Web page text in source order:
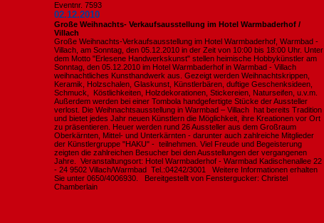
Eventnr. 7593
02.12.2010
Große Weihnachts- Verkaufsausstellung im Hotel Warmbaderhof /
Villach
Große Weihnachts-Verkaufsausstellung im Hotel Warmbaderhof, Warmbad -
Villach, am Sonntag, den 05.12.2010 in der Zeit von 10:00 bis 18:00 Uhr. Unter
dem Motto "Erlesene Handwerkskunst" stellen heimische Hobbykünstler am
Sonntag, den 05.12.2010 im Hotel Warmbaderhof in Warmbad - Villach
weihnachtliches Kunsthandwerk aus. Gezeigt werden Weihnachtskrippen,
Keramik, Holzschalen, Glaskunst, Künstlerbären, duftige Geschenksideen,
Schmuck, Köstlichkeiten, Holzdekorationen, Stickereien, Naturseifen, u.v.m.
Außerdem werden bei einer Tombola handgefertigte Stücke der Aussteller
verlost. Die Weihnachtsausstellung in Warmbad – Villach hat bereits Tradition
und bietet jedes Jahr neuen Künstlern die Möglichkeit, ihre Kreationen vor Ort
zu präsentieren. Heuer werden rund 26 Aussteller aus dem Großraum
Oberkärnten, Mittel- und Unterkärnten - darunter auch zahlreiche Mitglieder
der Künstlergruppe "HAKU" - teilnehmen. Viel Freude und Begeisterung
zeigten die zahlreichen Besucher bei den Ausstellungen der vergangenen
Jahre. Veranstaltungsort: Hotel Warmbaderhof - Warmbad Kadischenallee 22
- 24 9502 Villach/Warmbad Tel.:04242/3001 Weitere Informationen erhalten
Sie unter 0650/4006930. Bereitgestellt von Fenstergucker: Christel
Chamberlain